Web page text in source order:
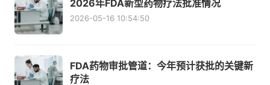
2026年FDA新型药物疗法批准情况
2026-05-16 10:54:50
FDA药物审批管道：今年预计获批的关键新
疗法